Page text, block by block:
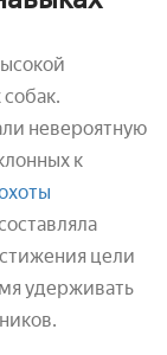
невероятную
к
цели
удерживать